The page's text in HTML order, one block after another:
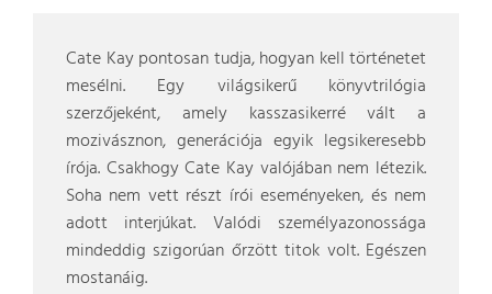
Cate Kay pontosan tudja, hogyan kell történetet
mesélni. Egy világsikerű könyvtrilógia
szerzőjeként, amely kasszasikerré vált a
mozivásznon, generációja egyik legsikeresebb
írója. Csakhogy Cate Kay valójában nem létezik.
Soha nem vett részt írói eseményeken, és nem
adott interjúkat. Valódi személyazonossága
mindeddig szigorúan őrzött titok volt. Egészen
mostanáig.